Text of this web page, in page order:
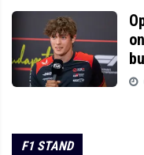
F1 STAND